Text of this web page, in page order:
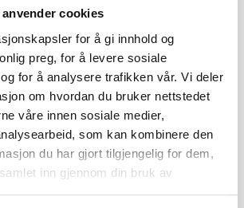
cookies
for å gi innhold og
preg, for å levere sosiale
for å analysere trafikken vår. Vi deler
om hvordan du bruker nettstedet
våre innen sosiale medier,
som kan kombinere den
du har gjort tilgjengelig for dem,
inn gjennom din bruk av